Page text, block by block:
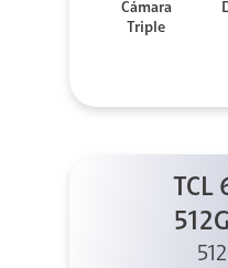
Cámara
Triple
TCL